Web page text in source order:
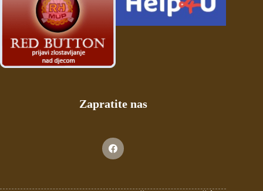
Zapratite nas